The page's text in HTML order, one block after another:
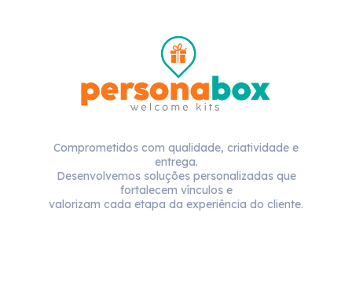
Comprometidos com qualidade, criatividade e
entrega.
Desenvolvemos soluções personalizadas que
fortalecem vínculos e
valorizam cada etapa da experiência do cliente.